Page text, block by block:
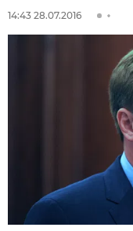
14:43 28.07.2016